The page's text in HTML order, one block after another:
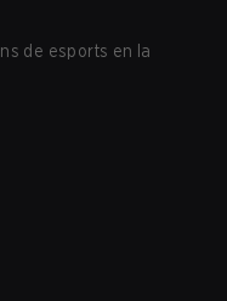
de esports en la